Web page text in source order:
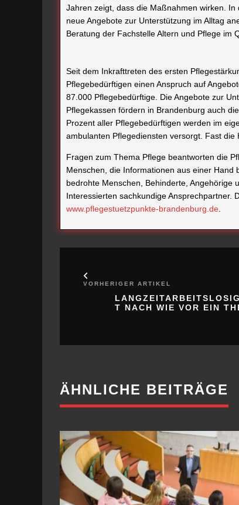
Jahren zeigt, dass die Maßnahmen wirken.
neue Angebote zur Unterstützung im Alltag
Beratung der Fachstelle Altern und Pflege im
Seit dem Inkrafttreten des ersten
Pflegebedürftigen einen Anspruch auf
87.000 Pflegebedürftige. Die Angebote zur
Pflegekassen fördern in Brandenburg auch
Prozent aller Pflegebedürftigen werden im
ambulanten Pflegediensten versorgt. Fast
Fragen zum Thema Pflege beantworten die
Menschen, die Informationen aus einer
bedrohte Menschen, Behinderte, Angehörige
Interessierten sachkundige Ansprechpartner.
www.pflegestuetzpunkte-brandenburg.de
VORHERIGER ARTIKEL
T NACH WIE VOR EIN
ÄHNLICHE BEITRÄGE